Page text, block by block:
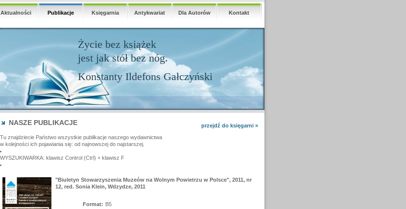
Aktualności Publikacje Księgarnia Antykwariat Dla Autorów Kontakt
Życie bez książek
jest jak stół bez nóg.
Konstanty Ildefons Gałczyński
NASZE PUBLIKACJE
przejdź do księgarni »
Tu znajdziecie Państwo wszystkie publikacje naszego wydawnictwa
w kolejności ich pojawiania się: od najnowszej do najstarszej.
WYSZUKIWARKA: klawisz Control (Ctrl) + klawisz F
"Biuletyn Stowarzyszenia Muzeów na Wolnym Powietrzu w Polsce", 2011, nr
12, red. Sonia Klein, Wdzydze, 2011
Format: B5